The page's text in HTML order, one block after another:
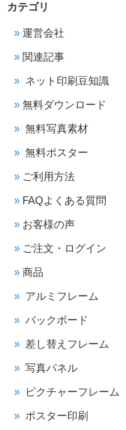
カテゴリ
運営会社
関連記事
ネット印刷豆知識
無料ダウンロード
無料写真素材
無料ポスター
ご利用方法
FAQよくある質問
お客様の声
ご注文・ログイン
商品
アルミフレーム
バックボード
差し替えフレーム
写真パネル
ピクチャーフレーム
ポスター印刷